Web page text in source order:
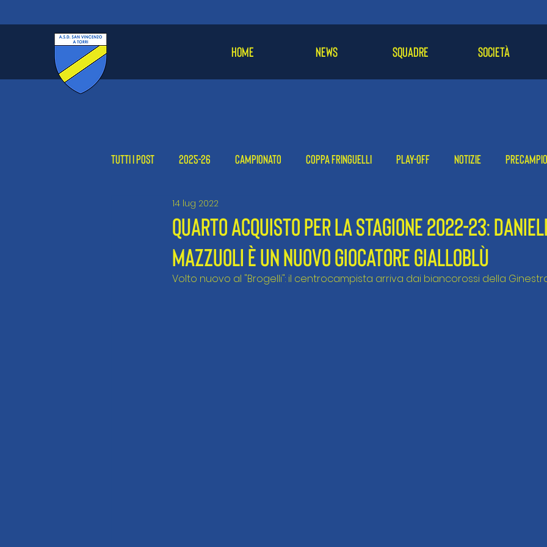
HOME NEWS SQUADRE SOCIETÀ
Tutti i post 2025-26 Campionato Coppa Fringuelli Play-off Notizie
Femminile 2024-25
QUARTO ACQUISTO PER LA STAGIONE 2022-23:
MAZZUOLI È UN NUOVO GIOCATORE GIALLOBLÙ
14 lug 2022
Volto nuovo al "Brogelli": il centrocampista arriva dai biancorossi della